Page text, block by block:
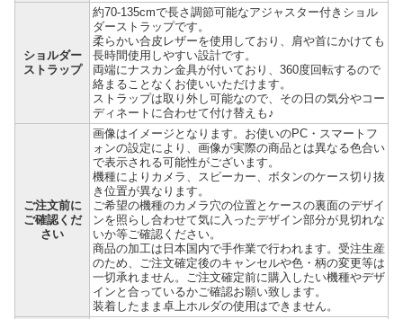
ショルダー
ストラップ
約70-135cmで長さ調節可能なアジャスター付きショル
ダーストラップです。
柔らかい合皮レザーを使用しており、肩や首にかけても
長時間使用しやすい設計です。
両端にナスカン金具が付いており、360度回転するので
絡まることなくお使いいただけます。
ストラップは取り外し可能なので、その日の気分やコー
ディネートに合わせて付け替えも♪
ご注文前に
ご確認くだ
さい
画像はイメージとなります。お使いのPC・スマートフ
ォンの設定により、画像が実際の商品とは異なる色合い
で表示される可能性がございます。
機種によりカメラ、スピーカー、ボタンのケース切り抜
き位置が異なります。
ご希望の機種のカメラ穴の位置とケースの裏面のデザイ
ンを照らし合わせて気に入ったデザイン部分が見切れな
いか等ご確認ください。
商品の加工は日本国内で手作業で行われます。受注生産
のため、ご注文確定後のキャンセルや色・柄の変更等は
一切承れません。ご注文確定前に購入したい機種やデザ
インと合っているかご確認お願い致します。
装着したまま卓上ホルダの使用はできません。